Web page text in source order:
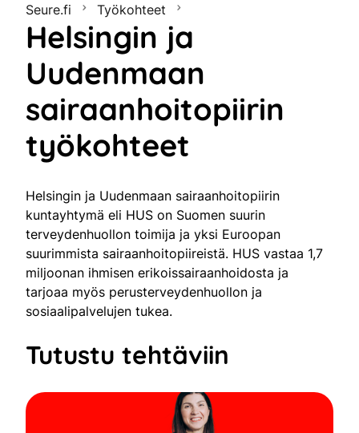
Seure.fi Työkohteet
Helsingin ja
Uudenmaan
sairaanhoitopiirin
työkohteet
Helsingin ja Uudenmaan sairaanhoitopiirin
kuntayhtymä eli HUS on Suomen suurin
terveydenhuollon toimija ja yksi Euroopan
suurimmista sairaanhoitopiireistä. HUS vastaa 1,7
miljoonan ihmisen erikoissairaanhoidosta ja
tarjoaa myös perusterveydenhuollon ja
sosiaalipalvelujen tukea.
Tutustu tehtäviin